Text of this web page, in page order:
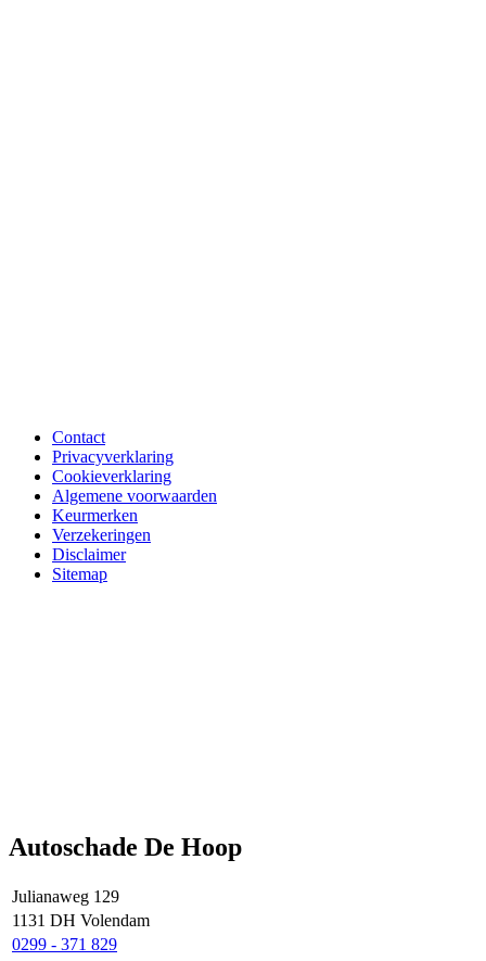
Contact
Privacyverklaring
Cookieverklaring
Algemene voorwaarden
Keurmerken
Verzekeringen
Disclaimer
Sitemap
Autoschade De Hoop
Julianaweg 129
1131 DH Volendam
0299 - 371 829